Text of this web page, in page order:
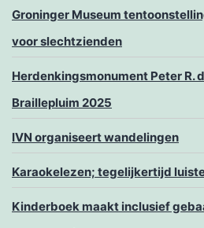
Groninger Museum
voor slechtzienden
Herdenkingsmonument Peter R.
Braillepluim 2025
IVN organiseert wandelingen
Karaokelezen; tegelijkertijd
Kinderboek maakt inclusief